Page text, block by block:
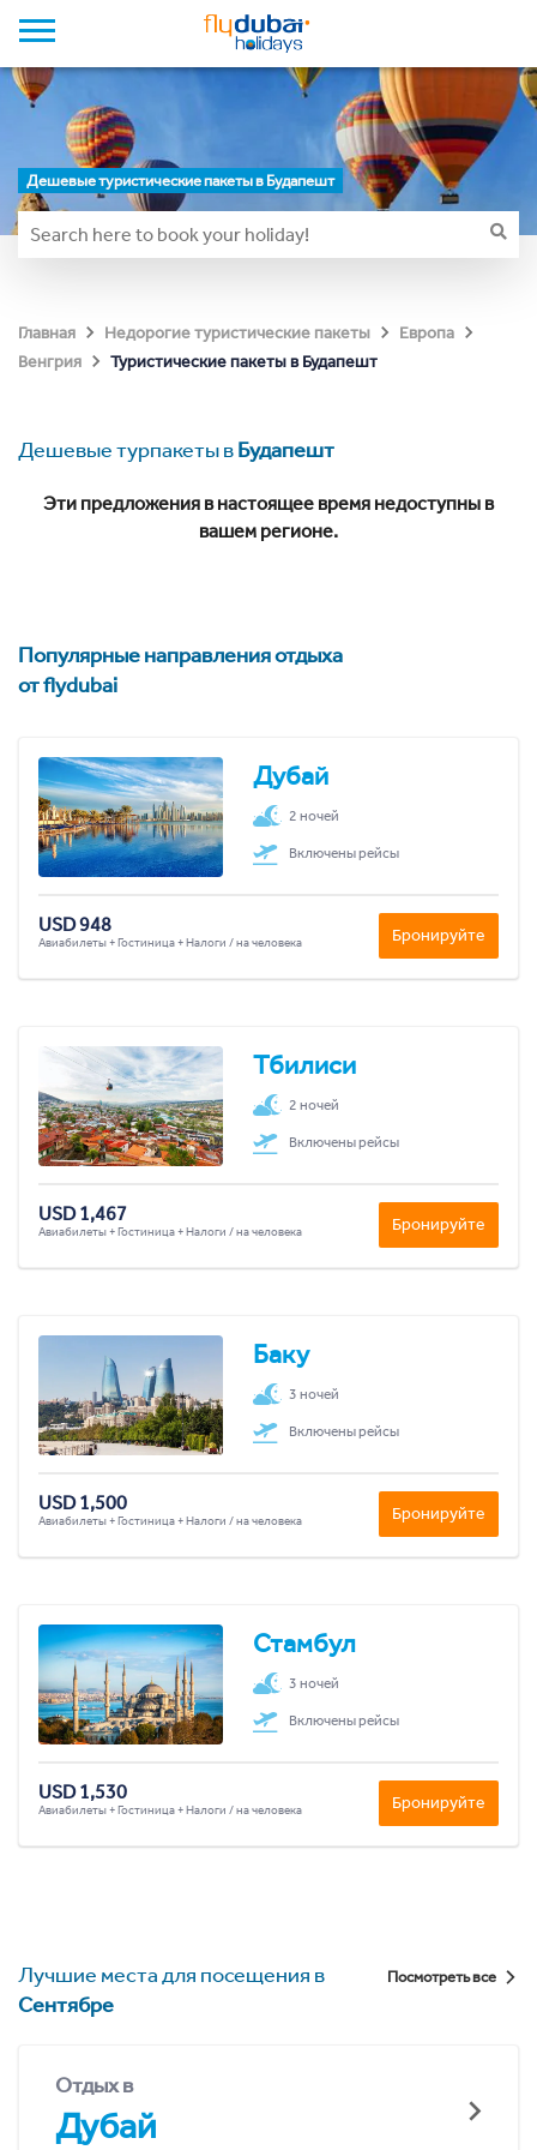
Дешевые туристические пакеты в Будапешт
Главная Недорогие туристические пакеты
Европа
Венгрия
Туристические пакеты в Будапешт
Дешевые турпакеты вБудапешт
Эти предложения в настоящее время недоступны в
вашем регионе.
Популярные направления отдыха
от flydubai
Дубай
2 ночей
Включены рейсы
USD 948
Авиабилеты + Гостиница + Налоги / на человека Бронируйте
Тбилиси
2 ночей
Включены рейсы
USD 1,467
Авиабилеты + Гостиница + Налоги / на человека Бронируйте
Баку
3 ночей
Включены рейсы
USD 1,500
Авиабилеты + Гостиница + Налоги / на человека Бронируйте
Стамбул
3 ночей
Включены рейсы
USD 1,530
Авиабилеты + Гостиница + Налоги / на человека Бронируйте
Лучшие места для посещения в
Сентябре
Посмотреть все
Отдых в
Дубай